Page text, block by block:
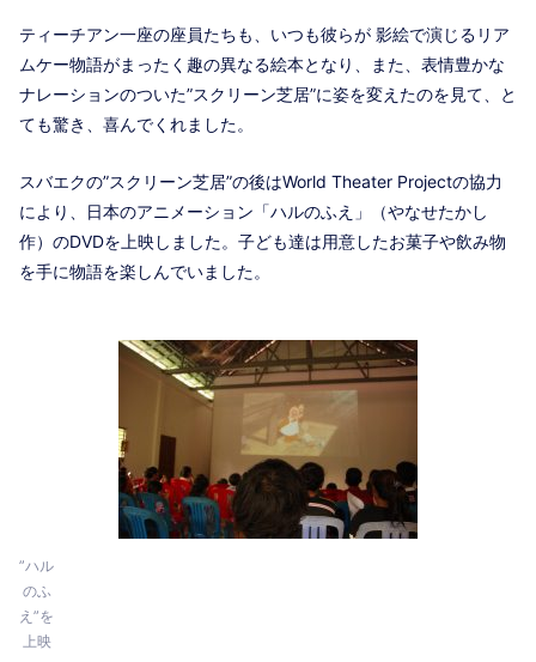
ティーチアン一座の座員たちも、いつも彼らが 影絵で演じるリア
ムケー物語がまったく趣の異なる絵本となり、また、表情豊かな
ナレーションのついた”スクリーン芝居”に姿を変えたのを見て、と
ても驚き、喜んでくれました。
スバエクの”スクリーン芝居”の後はWorld Theater Projectの協力
により、日本のアニメーション「ハルのふえ」（やなせたかし
作）のDVDを上映しました。子ども達は用意したお菓子や飲み物
を手に物語を楽しんでいました。
”ハル
のふ
え”を
上映